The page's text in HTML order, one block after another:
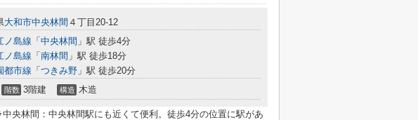
大和市中央林間 ４丁目20-12
ノ島線 「 中央林間 」駅 徒歩4分
ノ島線 「 南林間 」駅 徒歩18分
都市線 「 つきみ野 」駅 徒歩20分
階数 3階建 構造 木造
中央林間：中央林間駅にも近くて便利。徒歩4分の位置に駅があ